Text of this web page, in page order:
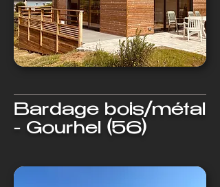
Bardage bois/métal
- Gourhel (56)